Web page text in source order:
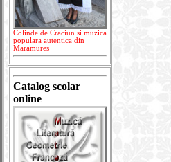
Colinde de Craciun si muzica
populara autentica din
Maramures
Catalog scolar
online